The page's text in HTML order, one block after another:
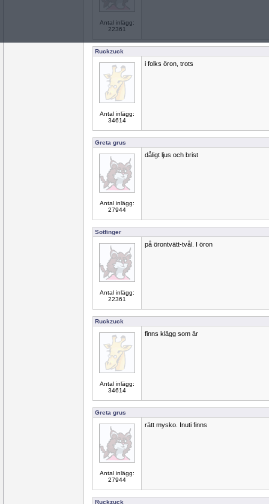
Antal inlägg:
22361
Ruckzuck
Antal inlägg:
34614
i folks öron, trots
Greta grus
Antal inlägg:
27944
dåligt ljus och brist
Sotfinger
Antal inlägg:
22361
på örontvätt-tvål. I öron
Ruckzuck
Antal inlägg:
34614
finns klägg som är
Greta grus
Antal inlägg:
27944
rätt mysko. Inuti finns
Ruckzuck